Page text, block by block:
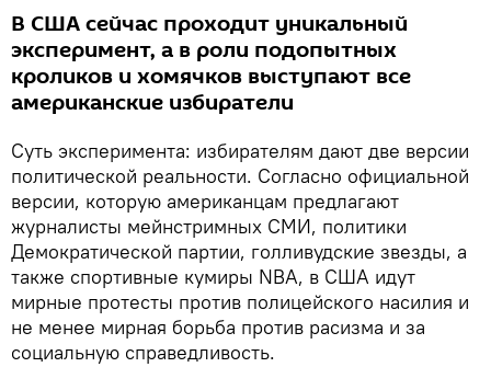
В США сейчас проходит уникальный
эксперимент, а в роли подопытных
кроликов и хомячков выступают все
американские избиратели
Суть эксперимента: избирателям дают две версии
политической реальности. Согласно официальной
версии, которую американцам предлагают
журналисты мейнстримных СМИ, политики
Демократической партии, голливудские звезды, а
также спортивные кумиры NBA, в США идут
мирные протесты против полицейского насилия и
не менее мирная борьба против расизма и за
социальную справедливость.